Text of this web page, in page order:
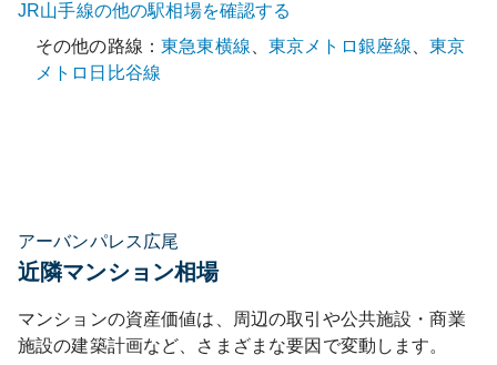
JR山手線の他の駅相場を確認する
その他の路線：東急東横線 東京メトロ銀座線 、東京
メトロ日比谷線
アーバンパレス広尾
近隣マンション相場
マンションの資産価値は、周辺の取引や公共施設・商業
施設の建築計画など、さまざまな要因で変動します。